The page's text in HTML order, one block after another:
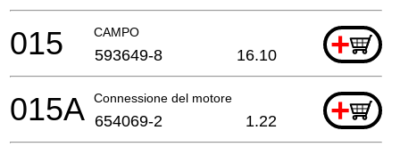
CAMPO +
015 593649-8 16.10
Connessione del motore +
015A 654069-2 1.22